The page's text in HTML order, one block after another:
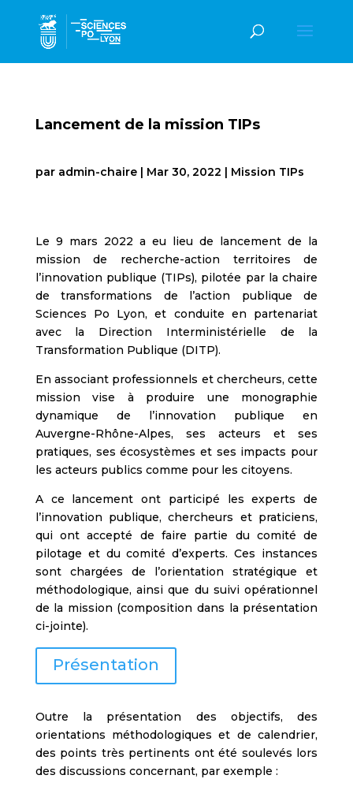
Lancement de la mission TIPs
par admin-chaire| Mar 30, 2022 | Mission TIPs
Le 9 mars 2022 a eu lieu de lancement de la
mission de recherche-action territoires de
l’innovation publique (TIPs), pilotée par la chaire
de transformations de l’action publique de
Sciences Po Lyon, et conduite en partenariat
avec la Direction Interministérielle de la
Transformation Publique (DITP).
En associant professionnels et chercheurs, cette
mission vise à produire une monographie
dynamique de l’innovation publique en
Auvergne-Rhône-Alpes, ses acteurs et ses
pratiques, ses écosystèmes et ses impacts pour
les acteurs publics comme pour les citoyens.
A ce lancement ont participé les experts de
l’innovation publique, chercheurs et praticiens,
qui ont accepté de faire partie du comité de
pilotage et du comité d’experts. Ces instances
sont chargées de l’orientation stratégique et
méthodologique, ainsi que du suivi opérationnel
de la mission (composition dans la présentation
ci-jointe).
Présentation
Outre la présentation des objectifs, des
orientations méthodologiques et de calendrier,
des points très pertinents ont été soulevés lors
des discussions concernant, par exemple :